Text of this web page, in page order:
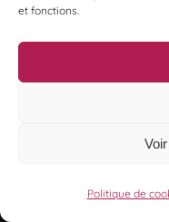
et fonctions.
Politique de